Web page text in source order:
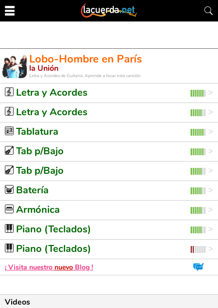
Lobo-Hombre en París
la Unión
Letra y Acordes de Guitarra. Aprende a tocar esta canción
Letra y Acordes
Letra y Acordes
Tablatura
Tab p/Bajo
Tab p/Bajo
Batería
Armónica
Piano (Teclados)
Piano (Teclados)
¡ Visita nuestro nuevo Blog !
Videos